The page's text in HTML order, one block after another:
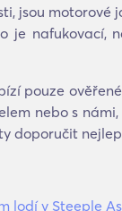
jsou
je
pouze
nebo s
doporučit
lodí v Steeple